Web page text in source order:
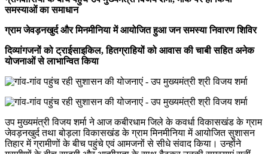
समस्याओं का समाधान
ग्राम जेवड़नखुर्द और मिनमीनिया में आयोजित हुआ जन समस्या निवारण शिविर
दिव्यांगजनों को ट्राईसाइकिल, हितग्राहियों को आवास की चाबी सहित अनेक
योजनाओं से लाभान्वित किया
उप मुख्यमंत्री विजय शर्मा ने आज कबीरधाम जिले के कवर्धा विकासखंड के ग्राम
जेवड़नखुर्द तथा बोड़ला विकासखंड के ग्राम मिनमीनिया में आयोजित सुशासन
तिहार में ग्रामीणों के बीच पहुंचे एवं आमजनों से सीधे संवाद किया। उन्होंने